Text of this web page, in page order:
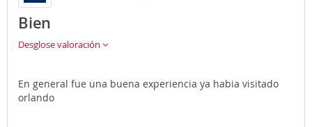
Bien
Desglose valoración
En general fue una buena experiencia ya habia visitado
orlando